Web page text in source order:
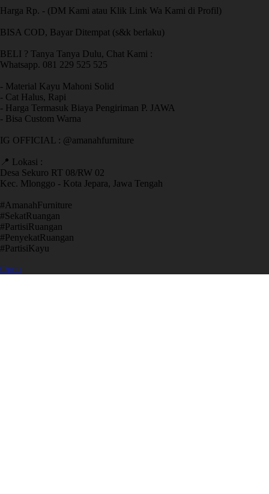
Harga Rp. - (DM Kami atau Klik Link Wa Kami di Profil)
BISA COD, Bayar Ditempat (s&k berlaku)
BELI ? Tanya Tanya Dulu, Chat Kami :
Whatsapp. 081 229 525 525
- Material Kayu Mahoni Solid
- Cat Halus, Rapi
- Harga Termasuk Biaya Pengiriman P. JAWA
- Bisa Custom Warna
IG OFFICIAL : @amanahfurniture
📍 Lokasi :
Desa Sekuro RT 08/RW 02
Kec. Mlonggo - Kota Jepara, Jawa Tengah
​#AmanahFurniture
​#SekatRuangan
​#PartisiRuangan
​#PenyekatRuangan
​#PartisiKayu
Open